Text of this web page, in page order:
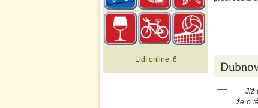
Již
že o
Lidí online: 6